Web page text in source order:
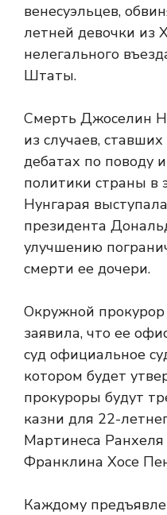
венесуэльцев,
летней девочки из
нелегального
Штаты.
Смерть Джоселин
из случаев,
дебатах по поводу
политики страны в
Нунгарая
президента
улучшению
смерти ее дочери.
Окружной
заявила, что ее
суд официальное
котором будет
прокуроры будут
казни для 22-
Мартинеса
Франклина Хосе
Каждому